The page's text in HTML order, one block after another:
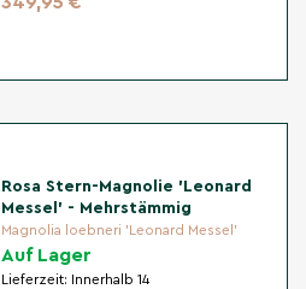
Rosa Stern-Magnolie 'Leonard
Messel' - Mehrstämmig
Magnolia loebneri 'Leonard Messel'
Auf Lager
Lieferzeit:
Innerhalb 14